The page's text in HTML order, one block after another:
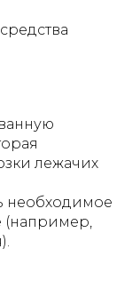
лежачих
необходимое